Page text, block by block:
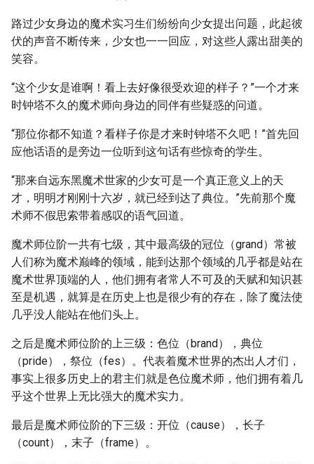
路过少女身边的魔术实习生们纷纷向少女提出问题，此起彼
伏的声音不断传来，少女也一一回应，对这些人露出甜美的
笑容。
“这个少女是谁啊！看上去好像很受欢迎的样子？”一个才来
时钟塔不久的魔术师向身边的同伴有些疑惑的问道。
“那位你都不知道？看样子你是才来时钟塔不久吧！”首先回
应他话语的是旁边一位听到这句话有些惊奇的学生。
“那来自远东黑魔术世家的少女可是一个真正意义上的天
才，明明才刚刚十六岁，就已经到达了典位。”先前那个魔
术师不假思索带着感叹的语气回道。
魔术师位阶一共有七级，其中最高级的冠位（grand）常被
人们称为魔术巅峰的领域，能到达那个领域的几乎都是站在
魔术世界顶端的人，他们拥有者常人不可及的天赋和知识甚
至是机遇，就算是在历史上也是很少有的存在，除了魔法使
几乎没人能站在他们头上。
之后是魔术师位阶的上三级：色位（brand），典位
（pride），祭位（fes）。代表着魔术世界的杰出人才们，
事实上很多历史上的君主们就是色位魔术师，他们拥有着几
乎这个世界上无比强大的魔术实力。
最后是魔术师位阶的下三级：开位（cause），长子
（count），末子（frame）。